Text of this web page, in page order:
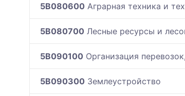
5B080600 Аграрная техника и
5B080700 Лесные ресурсы и
5B090100 Организация
5B090300 Землеустройство